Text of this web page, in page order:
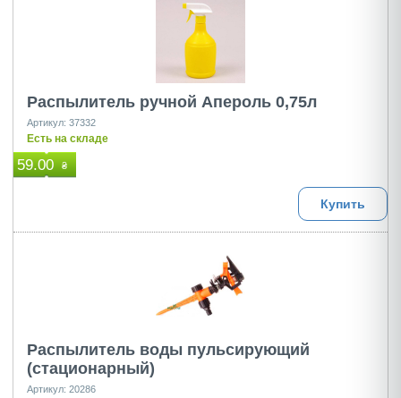
Распылитель ручной Апероль 0,75л
Артикул: 37332
Есть на складе
59.00 ₴
Купить
Распылитель воды пульсирующий
(стационарный)
Артикул: 20286